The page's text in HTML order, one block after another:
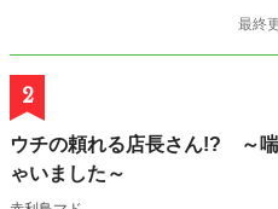
最終
2
ウチの頼れる店長さん!? ～
ゃいました～